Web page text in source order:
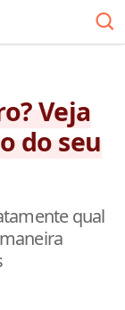
Veja
do seu
qual